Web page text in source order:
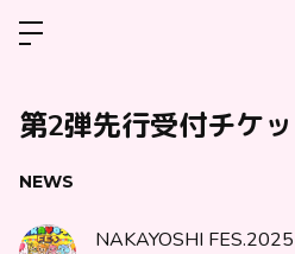
第2弾先行受付チケ
NEWS
NAKAYOSHI FES.2025